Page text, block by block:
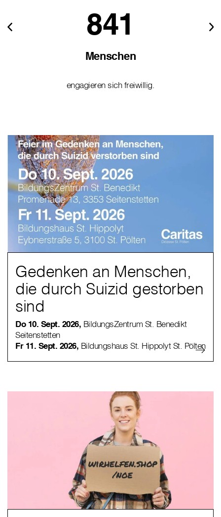
841
Menschen
engagieren sich freiwillig.
Gedenken an Menschen,
die durch Suizid gestorben
sind
Do 10. Sept. 2026, BildungsZentrum St. Benedikt
Seitenstetten
Fr 11. Sept. 2026, Bildungshaus St. Hippolyt St. Pölten